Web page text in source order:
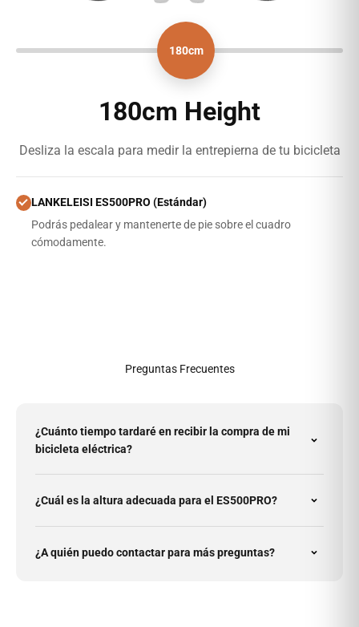
180cm
180cm Height
Desliza la escala para medir la entrepierna de tu bicicleta
LANKELEISI ES500PRO (Estándar)
Podrás pedalear y mantenerte de pie sobre el cuadro
cómodamente.
Preguntas Frecuentes
¿Cuánto tiempo tardaré en recibir la compra de mi
bicicleta eléctrica?
¿Cuál es la altura adecuada para el ES500PRO?
¿A quién puedo contactar para más preguntas?